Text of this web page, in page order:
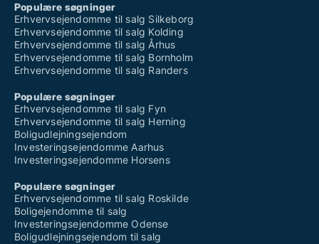
Populære søgninger
Erhvervsejendomme til salg Silkeborg
Erhvervsejendomme til salg Kolding
Erhvervsejendomme til salg Århus
Erhvervsejendomme til salg Bornholm
Erhvervsejendomme til salg Randers
Populære søgninger
Erhvervsejendomme til salg Fyn
Erhvervsejendomme til salg Herning
Boligudlejningsejendom
Investeringsejendomme Aarhus
Investeringsejendomme Horsens
Populære søgninger
Erhvervsejendomme til salg Roskilde
Boligejendomme til salg
Investeringsejendomme Odense
Boligudlejningsejendom til salg